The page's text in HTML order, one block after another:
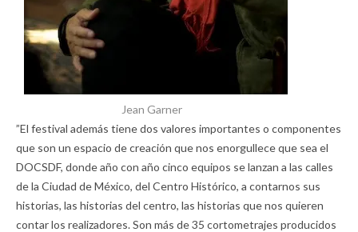
Jean Garner
”El festival además tiene dos valores importantes o componentes
que son un espacio de creación que nos enorgullece que sea el
DOCSDF, donde año con año cinco equipos se lanzan a las calles
de la Ciudad de México, del Centro Histórico, a contarnos sus
historias, las historias del centro, las historias que nos quieren
contar los realizadores. Son más de 35 cortometrajes producidos